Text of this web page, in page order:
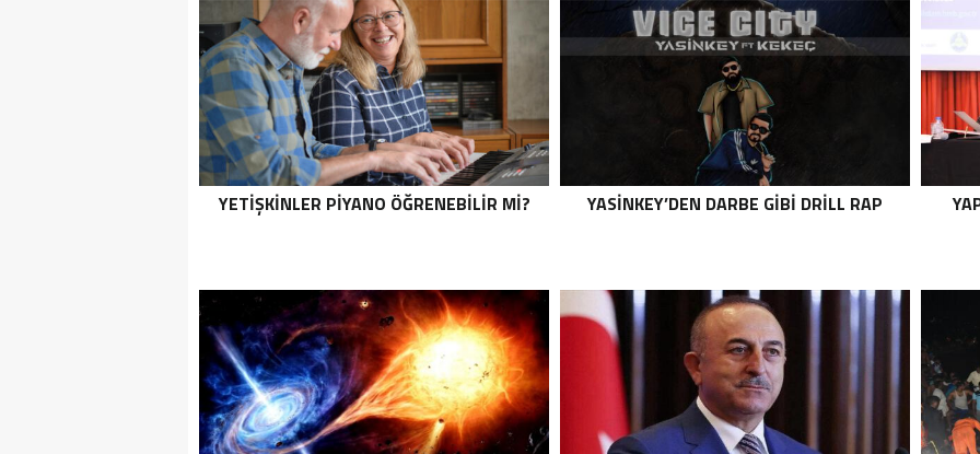
YETIŞKINLER PIYANO ÖĞRENEBILIR MI? YASINKEY’DEN DARBE GIBI DRILL RAP